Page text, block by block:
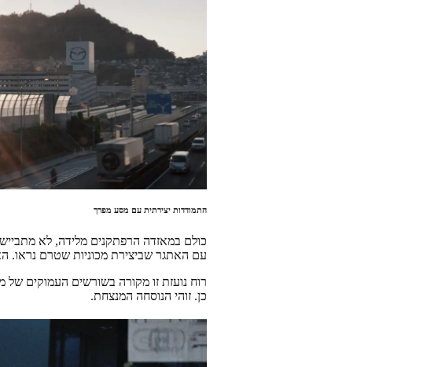
התמודדות יצירתית עם מסע מפרך
כולם במאזדה הרפתקנים מלידה, לא
עם האתגר שביצירת מכוניות שטרם נראו.
רוח נועזת זו מקורה בשורשים העמוקים
כן. זוהי הנוסחה המנצחת.